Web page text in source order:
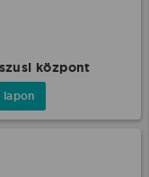
központ
lapon